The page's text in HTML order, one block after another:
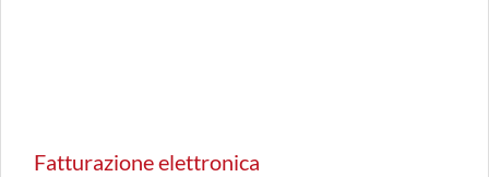
Fatturazione elettronica